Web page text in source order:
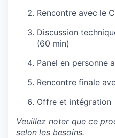
Rencontre avec le
Discussion
(60 min)
Panel en personne
Rencontre finale
Offre et intégration
Veuillez noter que ce
selon les besoins.